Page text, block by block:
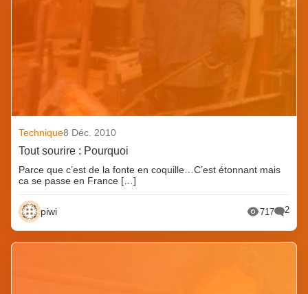
Technique8 Déc. 2010
Tout sourire : Pourquoi
Parce que c’est de la fonte en coquille…C’est étonnant mais
ca se passe en France […]
piwi 717 2